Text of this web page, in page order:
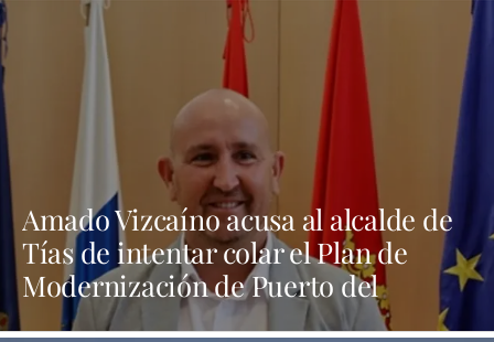
Amado Vizcaíno acusa al alcalde de
Tías de intentar colar el Plan de
Modernización de Puerto del
Carmen “por la puerta de atrás"